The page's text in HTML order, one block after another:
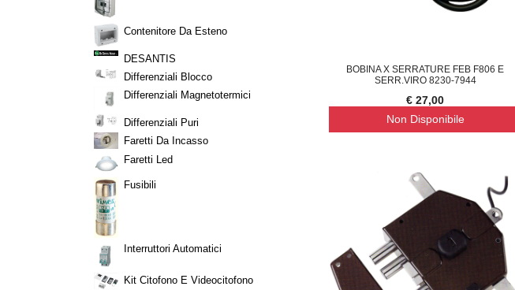
Contenitore Da Esteno
DESANTIS
Differenziali Blocco
Differenziali Magnetotermici
Differenziali Puri
Faretti Da Incasso
Faretti Led
Fusibili
Interruttori Automatici
Kit Citofono E Videocitofono
BOBINA X SERRATURE FEB F806 E
SERR.VIRO 8230-7944
€ 27,00
Non Disponibile